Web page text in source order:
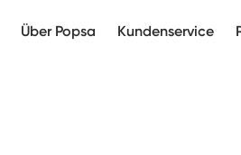
Über Popsa Kundenservice